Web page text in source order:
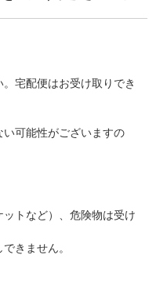
宅配便はお受け取りでき
い可能性がございますの
トなど）、危険物は受け
きません。